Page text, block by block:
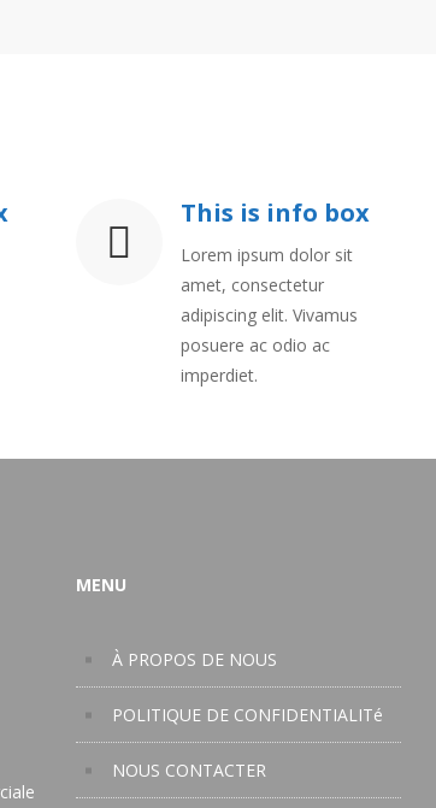
This is info box
Lorem ipsum dolor sit
amet, consectetur
adipiscing elit. Vivamus
posuere ac odio ac
imperdiet.
MENU
À PROPOS DE NOUS
POLITIQUE DE CONFIDENTIALITé
NOUS CONTACTER